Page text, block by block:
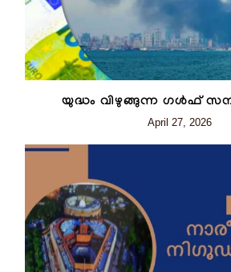
യുദ്ധം വിഴുങ്ങുന്ന ഗൾഫ്
April 27, 2026